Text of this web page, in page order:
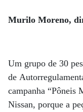
Murilo Moreno,
Um grupo de 30
de
campanha “Pôneis
Nissan, porque a